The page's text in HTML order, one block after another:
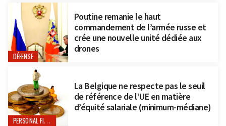
DÉFENSE
Poutine remanie le haut
commandement de l’armée russe et
crée une nouvelle unité dédiée aux
drones
PERSONAL FINANCE
La Belgique ne respecte pas le seuil
de référence de l’UE en matière
d’équité salariale (minimum-médiane)